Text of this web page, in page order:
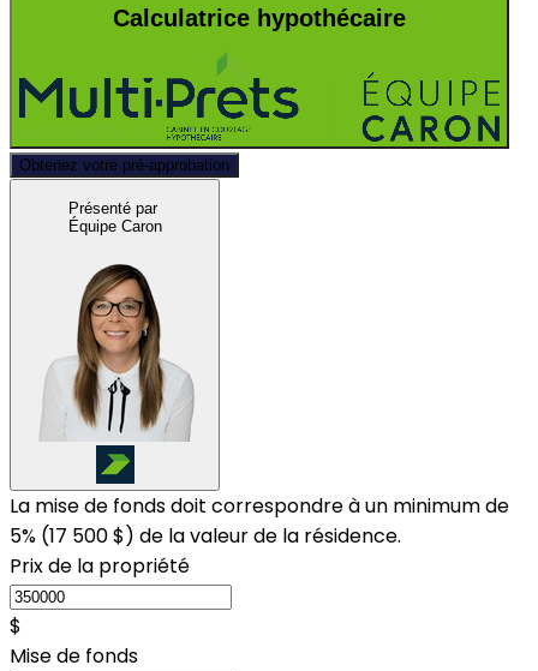
Calculatrice hypothécaire
Obtenez votre pré-approbation
Présenté par
Équipe Caron
La mise de fonds doit correspondre à un minimum de
5% (17 500 $) de la valeur de la résidence.
Prix de la propriété
$
Mise de fonds